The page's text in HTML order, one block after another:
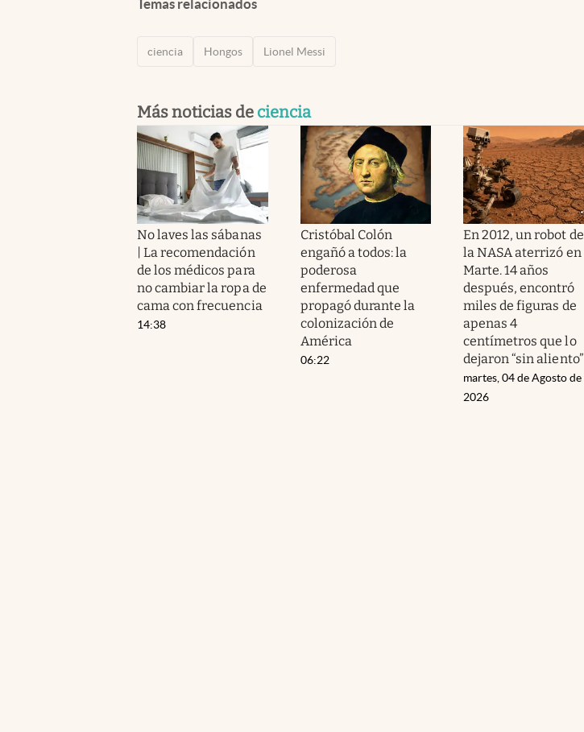
Temas relacionados
ciencia Hongos Lionel Messi
Más noticias de ciencia
No laves las sábanas
| La recomendación
de los médicos para
no cambiar la ropa de
cama con frecuencia
14:38
Cristóbal Colón
engañó a todos: la
poderosa
enfermedad que
propagó durante la
colonización de
América
06:22
En 2012, un robot de
la NASA aterrizó en
Marte. 14 años
después, encontró
miles de figuras de
apenas 4
centímetros que lo
dejaron “sin aliento”
martes, 04 de Agosto de
2026